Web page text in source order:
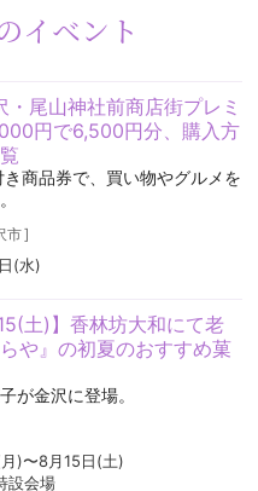
イベント
・尾山神社前商店街プレミ
円で6,500円分、購入方
商品券で、買い物やグルメを
市]
(水)
土)】香林坊大和にて老
や』の初夏のおすすめ菓
が金沢に登場。
)〜8月15日(土)
設会場